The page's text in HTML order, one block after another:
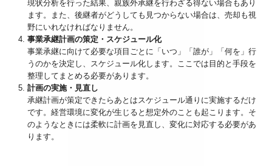
現状分析を行った結果、親族外承継を行わざる得ない場合もあり
ます。また、後継者がどうしても見つからない場合は、売却も視
野にいれなければなりません。
事業承継計画の策定・スケジュール化
事業承継に向けて必要な項目ごとに「いつ」「誰が」「何を」行
うのかを決定し、スケジュール化します。ここでは目的と手段を
整理してまとめる必要があります。
計画の実施・見直し
承継計画が策定できたらあとはスケジュール通りに実施するだけ
です。経営環境に変化が生じると想定外のことも起こります。そ
のようなときには柔軟に計画を見直し、変化に対応する必要があ
ります。